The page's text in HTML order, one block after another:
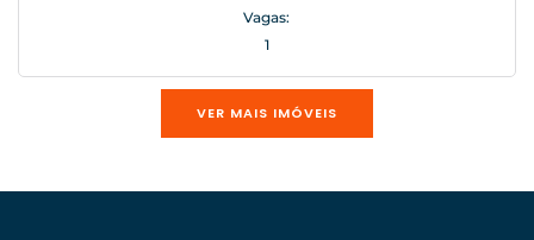
Vagas:
1
VER MAIS IMÓVEIS